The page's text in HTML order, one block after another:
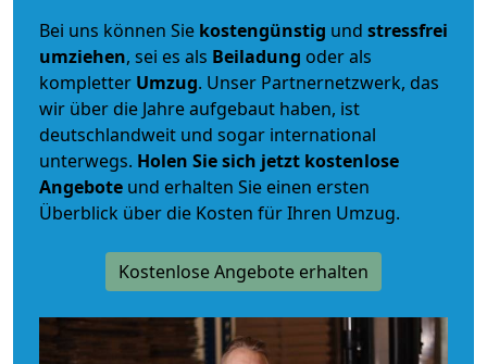
Bei uns können Sie kostengünstig und stressfrei
umziehen, sei es als Beiladung oder als
kompletter Umzug. Unser Partnernetzwerk, das
wir über die Jahre aufgebaut haben, ist
deutschlandweit und sogar international
unterwegs. Holen Sie sich jetzt kostenlose
Angebote und erhalten Sie einen ersten
Überblick über die Kosten für Ihren Umzug.
Kostenlose Angebote erhalten